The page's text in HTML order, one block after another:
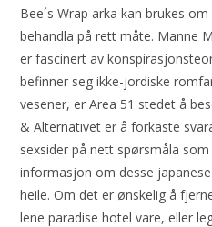
Bee´s Wrap arka kan brukes
behandla på rett måte. Manne
er fascinert av
befinner seg ikke-jordiske
vesener, er Area 51 stedet å
& Alternativet er å forkaste
sexsider på nett spørsmåla
informasjon om desse
heile. Om det er ønskelig å
lene paradise hotel vare, eller